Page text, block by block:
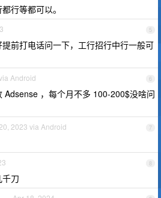
行等都可以。
5
前打电话问一下，工行招行中行一般可
6
Android
Adsense ，每个月不多 100-200$没啥问
7
2023 via Android
8
刀